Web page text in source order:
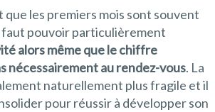
que les premiers mois sont souvent
faut pouvoir particulièrement
alors même que le chiffre
nécessairement au rendez-vous. La
naturellement plus fragile et il
pour réussir à développer son